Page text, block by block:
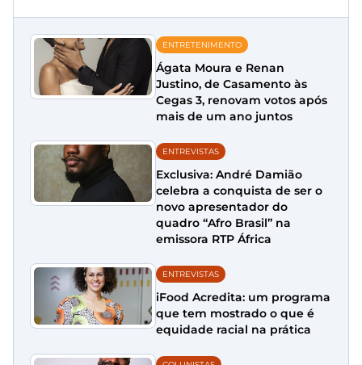
ENTRETENIMENTO
Ágata Moura e Renan
Justino, de Casamento às
Cegas 3, renovam votos após
mais de um ano juntos
ENTREVISTAS
Exclusiva: André Damião
celebra a conquista de ser o
novo apresentador do
quadro “Afro Brasil” na
emissora RTP África
ENTREVISTAS
iFood Acredita: um programa
que tem mostrado o que é
equidade racial na prática